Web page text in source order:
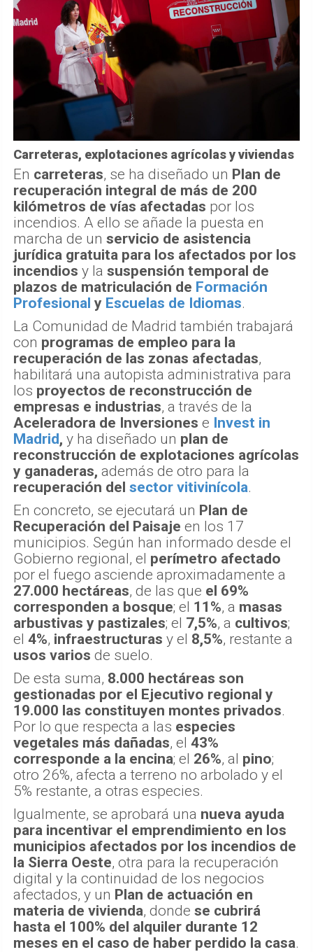
Carreteras, explotaciones agrícolas y viviendas
En carreteras, se ha diseñado un Plan de
recuperación integral de más de 200
kilómetros de vías afectadas por los
incendios. A ello se añade la puesta en
marcha de un servicio de asistencia
jurídica gratuita para los afectados por los
incendios y la suspensión temporal de
plazos de matriculación de Formación
Profesional y Escuelas de Idiomas.
La Comunidad de Madrid también trabajará
con programas de empleo para la
recuperación de las zonas afectadas,
habilitará una autopista administrativa para
los proyectos de reconstrucción de
empresas e industrias, a través de la
Aceleradora de Inversiones e Invest in
Madrid, y ha diseñado un plan de
reconstrucción de explotaciones agrícolas
y ganaderas, además de otro para la
recuperación del sector vitivinícola.
En concreto, se ejecutará un Plan de
Recuperación del Paisaje en los 17
municipios. Según han informado desde el
Gobierno regional, el perímetro afectado
por el fuego asciende aproximadamente a
27.000 hectáreas, de las que el 69%
corresponden a bosque; el 11%, a masas
arbustivas y pastizales; el 7,5%, a cultivos;
el 4%, infraestructuras y el 8,5%, restante a
usos varios de suelo.
De esta suma, 8.000 hectáreas son
gestionadas por el Ejecutivo regional y
19.000 las constituyen montes privados.
Por lo que respecta a las especies
vegetales más dañadas, el 43%
corresponde a la encina; el 26%, al pino;
otro 26%, afecta a terreno no arbolado y el
5% restante, a otras especies.
Igualmente, se aprobará una nueva ayuda
para incentivar el emprendimiento en los
municipios afectados por los incendios de
la Sierra Oeste, otra para la recuperación
digital y la continuidad de los negocios
afectados, y un Plan de actuación en
materia de vivienda, donde se cubrirá
hasta el 100% del alquiler durante 12
meses en el caso de haber perdido la casa.